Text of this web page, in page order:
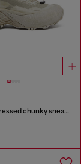
D-Cage-Distressed chunky sneakers in ripstop